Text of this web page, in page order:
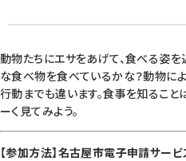
動物たちにエサをあげて、食べる姿を
な食べ物を食べているかな？動物によ
行動までも違います。食事を知ること
ーく見てみよう。
【参加方法】名古屋市電子申請サー